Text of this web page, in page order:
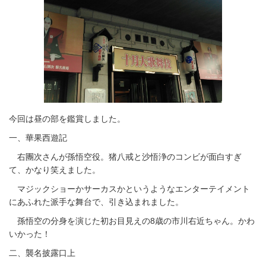
今回は昼の部を鑑賞しました。
一、華果西遊記
右團次さんが孫悟空役。猪八戒と沙悟浄のコンビが面白すぎ
て、かなり笑えました。
マジックショーかサーカスかというようなエンターテイメント
にあふれた派手な舞台で、引き込まれました。
孫悟空の分身を演じた初お目見えの8歳の市川右近ちゃん。かわ
いかった！
二、襲名披露口上